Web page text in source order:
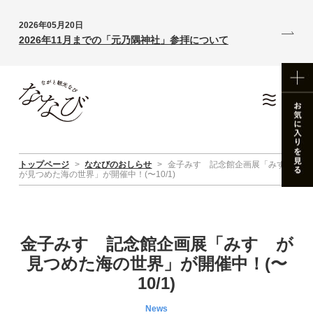
2026年05月20日
2026年11月までの「元乃隅神社」参拝について
トップページ > ななびのおしらせ > 金子みすゞ記念館企画展「みすゞ
が見つめた海の世界」が開催中！(〜10/1)
金子みすゞ記念館企画展「みすゞが
見つめた海の世界」が開催中！(〜
10/1)
News